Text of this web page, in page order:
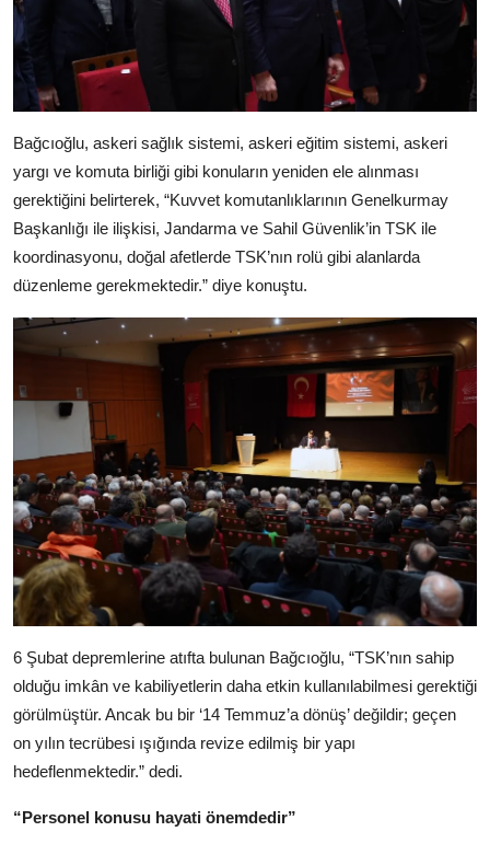
Bağcıoğlu, askeri sağlık sistemi, askeri eğitim sistemi, askeri
yargı ve komuta birliği gibi konuların yeniden ele alınması
gerektiğini belirterek, “Kuvvet komutanlıklarının Genelkurmay
Başkanlığı ile ilişkisi, Jandarma ve Sahil Güvenlik’in TSK ile
koordinasyonu, doğal afetlerde TSK’nın rolü gibi alanlarda
düzenleme gerekmektedir.” diye konuştu.
6 Şubat depremlerine atıfta bulunan Bağcıoğlu, “TSK’nın sahip
olduğu imkân ve kabiliyetlerin daha etkin kullanılabilmesi gerektiği
görülmüştür. Ancak bu bir ‘14 Temmuz’a dönüş’ değildir; geçen
on yılın tecrübesi ışığında revize edilmiş bir yapı
hedeflenmektedir.” dedi.
“Personel konusu hayati önemdedir”